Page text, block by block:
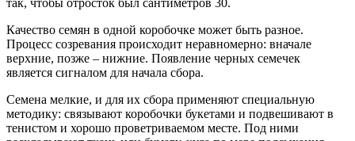
Качество семян в одной коробочке может быть разное.
Процесс созревания происходит неравномерно: вначале
верхние, позже – нижние. Появление черных семечек
является сигналом для начала сбора.
Семена мелкие, и для их сбора применяют специальную
методику: связывают коробочки букетами и подвешивают в
тенистом и хорошо проветриваемом месте. Под ними